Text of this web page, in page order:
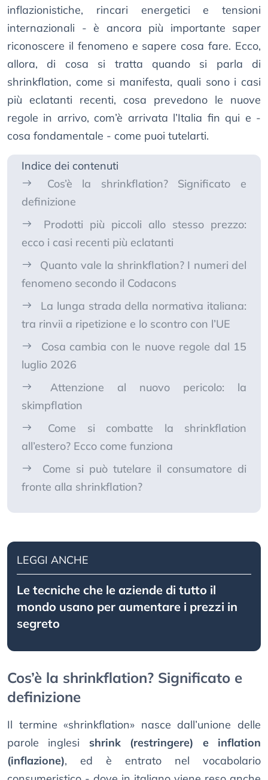
inflazionistiche, rincari energetici e tensioni
internazionali - è ancora più importante saper
riconoscere il fenomeno e sapere cosa fare. Ecco,
allora, di cosa si tratta quando si parla di
shrinkflation, come si manifesta, quali sono i casi
più eclatanti recenti, cosa prevedono le nuove
regole in arrivo, com’è arrivata l’Italia fin qui e -
cosa fondamentale - come puoi tutelarti.
Indice dei contenuti
Cos’è la shrinkflation? Significato e
definizione
Prodotti più piccoli allo stesso prezzo:
ecco i casi recenti più eclatanti
Quanto vale la shrinkflation? I numeri del
fenomeno secondo il Codacons
La lunga strada della normativa italiana:
tra rinvii a ripetizione e lo scontro con l’UE
Cosa cambia con le nuove regole dal 15
luglio 2026
Attenzione al nuovo pericolo: la
skimpflation
Come si combatte la shrinkflation
all’estero? Ecco come funziona
Come si può tutelare il consumatore di
fronte alla shrinkflation?
LEGGI ANCHE
Le tecniche che le aziende di tutto il
mondo usano per aumentare i prezzi in
segreto
Cos’è la shrinkflation? Significato e
definizione
Il termine «shrinkflation» nasce dall’unione delle
parole inglesi shrink (restringere) e inflation
(inflazione), ed è entrato nel vocabolario